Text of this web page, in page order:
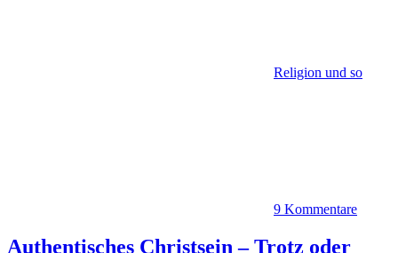
Religion und so
9 Kommentare
Authentisches Christsein – Trotz oder